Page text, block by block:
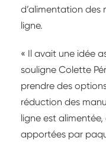
d’alimentation des
ligne.
« Il avait une idée
souligne Colette
prendre des
réduction des
ligne est
apportées par